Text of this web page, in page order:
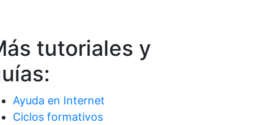
tutoriales y
Ayuda en Internet
Ciclos formativos